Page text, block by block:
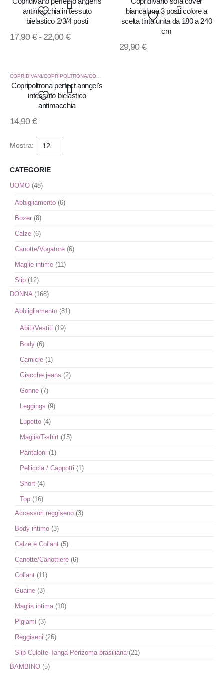
dei
desideri
dei
desideri
Aggiungi
dei
desideri
antimacchia in tessuto
bielastico 2/3/4 posti
17,90 € - 22,00 €
Aggiungi
alla
biancaluna 3 posti colore a
scelta tinta unita da 180 a 240
cm
29,90 €
Aggiungi
lista
dei
desideri
Copripoltrona perfect anngel's
intessuto bielastico
antimacchia
14,90 €
Mostra:
CATEGORIE
UOMO (48)
Abbigliamento (6)
Boxer (8)
Calze (6)
Canotte/Vogatore (6)
Maglie intime (11)
Slip (12)
DONNA (168)
Abbligliamento (81)
Abiti/Vestiti (19)
Body (6)
Camicie (1)
Giacche jeans (2)
Gonne (7)
Leggings (9)
Lupetto (4)
Maglia/T-shirt (15)
Pantaloni (1)
Pelliccia / Cappotti (1)
Short (4)
Top (16)
Accessori reggiseno (3)
Body intimo (3)
Calze e Collant (5)
Canotte/Canottiere (6)
Collant (11)
Guaine (3)
Maglia intima (10)
Pigiami (3)
Reggiseni (26)
Slip-Culotte-Tanga-Perizoma-brasiliana (21)
BAMBINO (5)